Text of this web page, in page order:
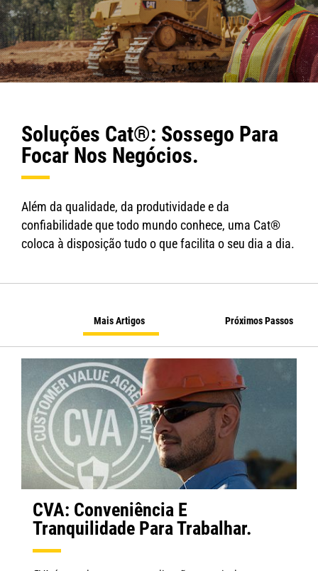
Soluções Cat®: Sossego Para
Focar Nos Negócios.
Além da qualidade, da produtividade e da
confiabilidade que todo mundo conhece, uma Cat®
coloca à disposição tudo o que facilita o seu dia a dia.
Mais Artigos Próximos Passos
CVA: Conveniência E
Tranquilidade Para Trabalhar.